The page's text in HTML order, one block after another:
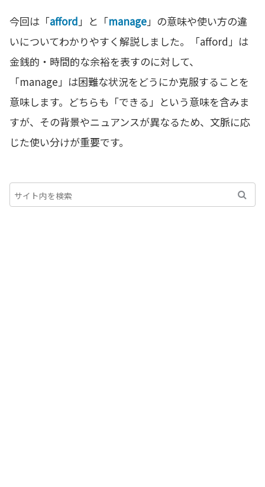
今回は「afford」と「manage」の意味や使い方の違
いについてわかりやすく解説しました。「afford」は
金銭的・時間的な余裕を表すのに対して、
「manage」は困難な状況をどうにか克服することを
意味します。どちらも「できる」という意味を含みま
すが、その背景やニュアンスが異なるため、文脈に応
じた使い分けが重要です。